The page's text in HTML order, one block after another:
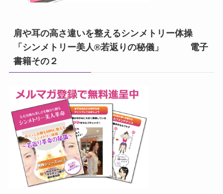
肩や耳の高さ違いを整えるシンメトリー体操
「シンメトリー美人®若返りの秘儀」 電子
書籍その２